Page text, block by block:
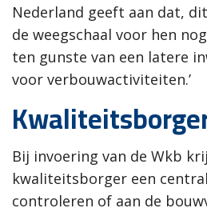
Nederland geeft aan dat,
de weegschaal voor hen
ten gunste van een latere
voor verbouwactiviteiten.’
Bij invoering van de Wkb
kwaliteitsborger een
controleren of aan de